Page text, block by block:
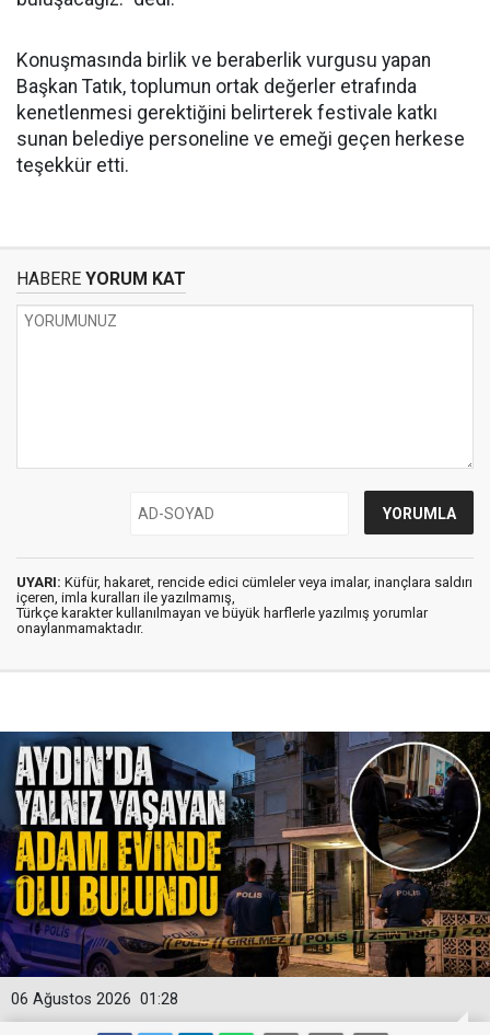
Konuşmasında birlik ve beraberlik vurgusu yapan
Başkan Tatık, toplumun ortak değerler etrafında
kenetlenmesi gerektiğini belirterek festivale katkı
sunan belediye personeline ve emeği geçen herkese
teşekkür etti.
HABERE YORUM KAT
UYARI: Küfür, hakaret, rencide edici cümleler veya imalar, inançlara saldırı
içeren, imla kuralları ile yazılmamış,
Türkçe karakter kullanılmayan ve büyük harflerle yazılmış yorumlar
onaylanmamaktadır.
01:28
06 Ağustos 2026